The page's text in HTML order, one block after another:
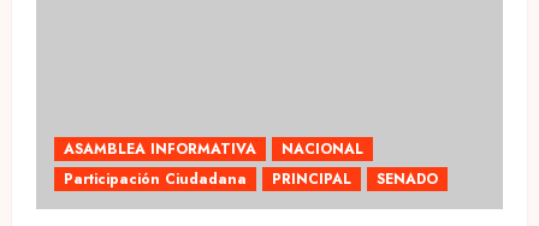
ASAMBLEA INFORMATIVA
NACIONAL
Participación Ciudadana
PRINCIPAL SENADO